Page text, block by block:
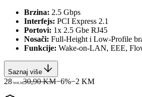
Brzina: 2.5 Gbps
Interfejs: PCI Express 2.1
Portovi: 1x 2.5 Gbe RJ45
Nosači: Full-Height i Low-Profile
Funkcije: Wake-on-LAN, EEE,
Saznaj više
28 90KM30,90 KM−6%−2 KM